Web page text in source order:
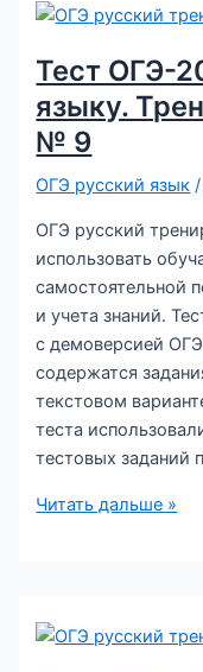
Тренировочный
№
10
Тест ОГЭ-
языку.
№ 9
ОГЭ русский язык
ОГЭ русский
использовать
самостоятельной
и учета знаний.
с демоверсией
содержатся
текстовом
теста
тестовых
Тест
Тренировочный
Читать дальше »